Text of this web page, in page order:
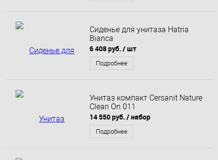
Сиденье для унитаза Hatria
Bianca
6 408 руб. / шт
Подробнее
Унитаз компакт Cersanit Nature
Clean On 011
14 550 руб. / набор
Подробнее